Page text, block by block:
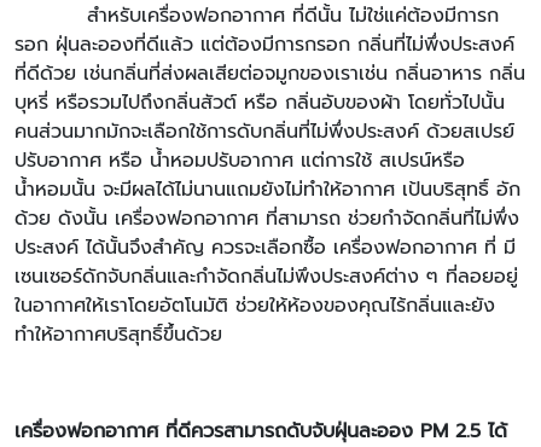
สำหรับเครื่องฟอกอากาศ ที่ดีนั้น ไม่ใช่แค่ต้องมีการก
รอก ฝุ่นละอองที่ดีแล้ว แต่ต้องมีการกรอก กลิ่นที่ไม่พึ่งประสงค์
ที่ดีด้วย เช่นกลิ่นที่ส่งผลเสียต่อจมูกของเราเช่น กลิ่นอาหาร กลิ่น
บุหรี่ หรือรวมไปถึงกลิ่นสัวต์ หรือ กลิ่นอับของผ้า โดยทั่วไปนั้น
คนส่วนมากมักจะเลือกใช้การดับกลิ่นที่ไม่พึ่งประสงค์ ด้วยสเปรย์
ปรับอากาศ หรือ น้ำหอมปรับอากาศ แต่การใช้ สเปรน์หรือ
น้ำหอมนั้น จะมีผลได้ไม่นานแถมยังไม่ทำให้อากาศ เป้นบริสุทธิ์ อัก
ด้วย ดังนั้น เครื่องฟอกอากาศ ที่สามารถ ช่วยกำจัดกลิ่นที่ไม่พึ่ง
ประสงค์ ได้นั้นจึงสำคัญ ควรจะเลือกซื้อ เครื่องฟอกอากาศ ที่ มี
เซนเซอร์ดักจับกลิ่นและกำจัดกลิ่นไม่พึงประสงค์ต่าง ๆ ที่ลอยอยู่
ในอากาศให้เราโดยอัตโนมัติ ช่วยให้ห้องของคุณไร้กลิ่นและยัง
ทำให้อากาศบริสุทธิ์ขึ้นด้วย
เครื่องฟอกอากาศ ที่ดีควรสามารถดับจับฝุ่นละออง PM 2.5 ได้